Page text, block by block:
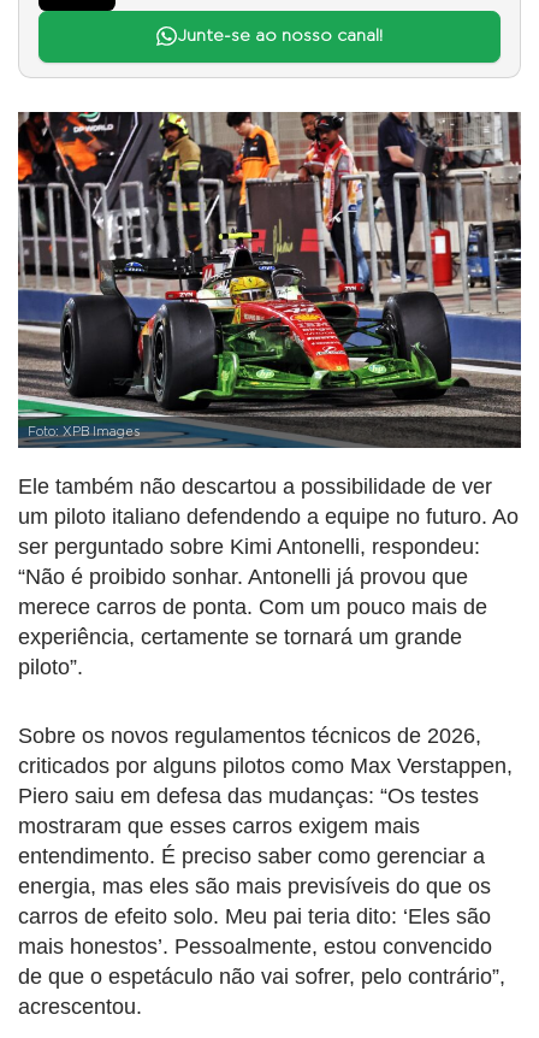
Junte-se ao nosso canal!
Foto: XPB Images
Ele também não descartou a possibilidade de ver
um piloto italiano defendendo a equipe no futuro. Ao
ser perguntado sobre Kimi Antonelli, respondeu:
“Não é proibido sonhar. Antonelli já provou que
merece carros de ponta. Com um pouco mais de
experiência, certamente se tornará um grande
piloto”.
Sobre os novos regulamentos técnicos de 2026,
criticados por alguns pilotos como Max Verstappen,
Piero saiu em defesa das mudanças: “Os testes
mostraram que esses carros exigem mais
entendimento. É preciso saber como gerenciar a
energia, mas eles são mais previsíveis do que os
carros de efeito solo. Meu pai teria dito: ‘Eles são
mais honestos’. Pessoalmente, estou convencido
de que o espetáculo não vai sofrer, pelo contrário”,
acrescentou.